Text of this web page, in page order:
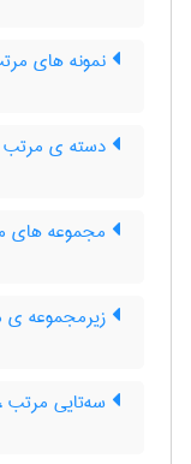
نمونه های
دسته ی
مجموعه های
زیرمجموعه
سه‌تایی مرتب